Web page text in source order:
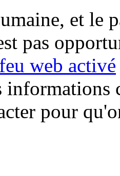
et le
pas
web activé
informations
pour